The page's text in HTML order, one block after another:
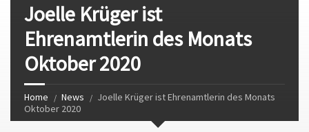
Joelle Krüger ist
Ehrenamtlerin des Monats
Oktober 2020
Home News
Joelle Krüger ist Ehrenamtlerin des Monats
Oktober 2020